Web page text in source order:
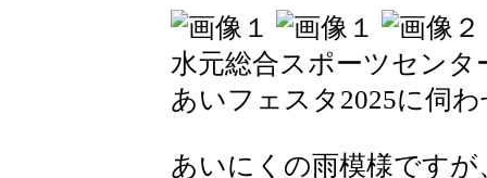
水元総合スポーツセン
あいフェスタ2025に伺
あいにくの雨模様です